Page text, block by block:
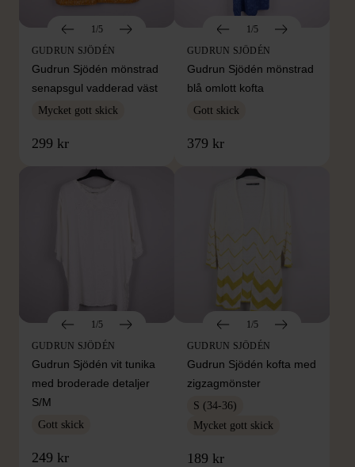
1/5
GUDRUN SJÖDÉN
Gudrun Sjödén mönstrad
senapsgul vadderad väst
Mycket gott skick
299 kr
1/5
GUDRUN SJÖDÉN
Gudrun Sjödén mönstrad
blå omlott kofta
Gott skick
379 kr
1/5
GUDRUN SJÖDÉN
Gudrun Sjödén vit tunika
med broderade detaljer
S/M
Gott skick
249 kr
1/5
GUDRUN SJÖDÉN
Gudrun Sjödén kofta med
zigzagmönster
S (34-36)
Mycket gott skick
189 kr